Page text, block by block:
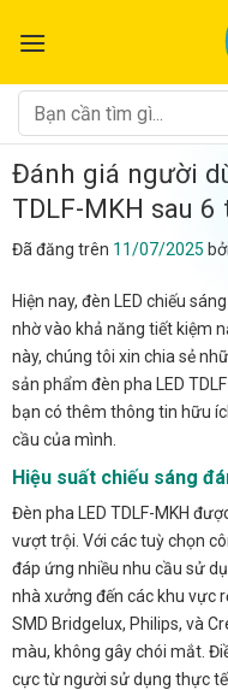
đến
dung
Tìm
kiếm:
Đánh giá người
TDLF-MKH sau
Đã đăng trên 11/07/2025 bởi
Hiện nay, đèn LED chiếu
nhờ vào khả năng tiết kiệm
này, chúng tôi xin chia sẻ
sản phẩm đèn pha LED
bạn có thêm thông tin hữu
cầu của mình.
Hiệu suất chiếu sáng
Đèn pha LED TDLF-MKH
vượt trội. Với các tuỳ chọn
đáp ứng nhiều nhu cầu sử
nhà xưởng đến các khu vực
SMD Bridgelux, Philips, và
màu, không gây chói mắt.
cực từ người sử dụng thực tế.